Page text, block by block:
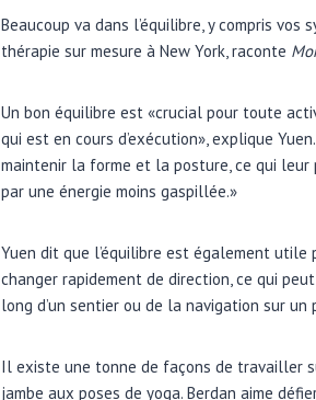
Beaucoup va dans l’équilibre, y compris vos
thérapie sur mesure à New York, raconte
Un bon équilibre est «crucial pour toute
qui est en cours d’exécution», explique
maintenir la forme et la posture, ce qui leur
par une énergie moins gaspillée.»
Yuen dit que l’équilibre est également
changer rapidement de direction, ce qui
long d’un sentier ou de la navigation sur un
Il existe une tonne de façons de travailler
jambe aux poses de yoga. Berdan aime